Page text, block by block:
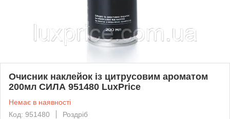
Очисник наклейок із цитрусовим ароматом
200мл СИЛА 951480 LuxPrice
Немає в наявності
Код: 951480
Роздріб